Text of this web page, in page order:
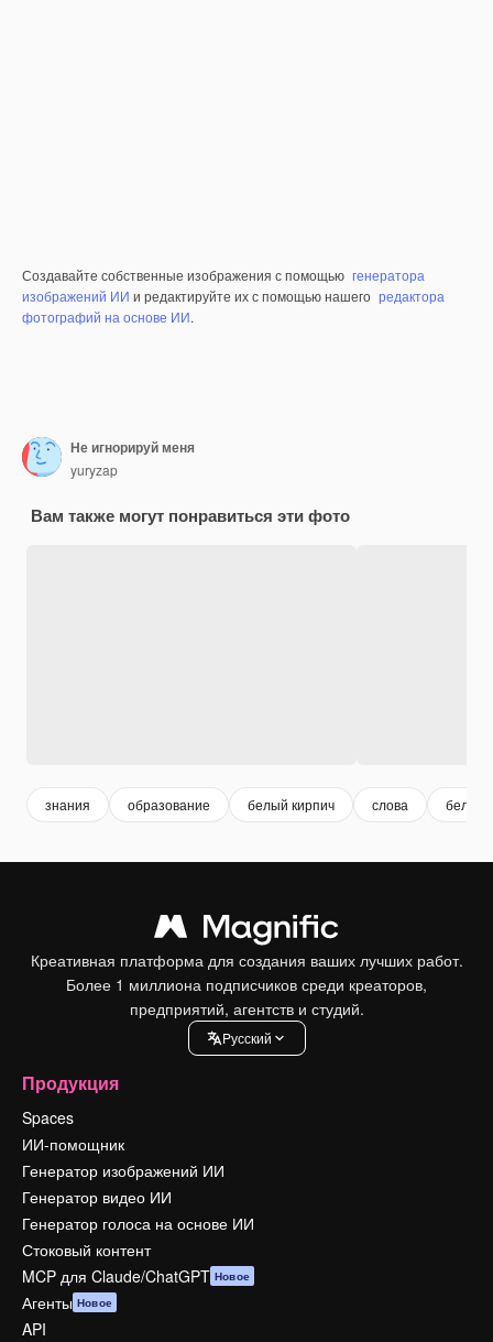
Создавайте собственные изображения с помощью генератора
изображений ИИ и редактируйте их с помощью нашего редактора
фотографий на основе ИИ.
Не игнорируй меня
yuryzap
Вам также могут понравиться эти фото
знания образование белый кирпич слова белый
Креативная платформа для создания ваших лучших работ.
Более 1 миллиона подписчиков среди креаторов,
предприятий, агентств и студий.
Pусский
Продукция
Spaces
ИИ-помощник
Генератор изображений ИИ
Генератор видео ИИ
Генератор голоса на основе ИИ
Стоковый контент
MCP для Claude/ChatGPT Новое
Агенты Новое
API